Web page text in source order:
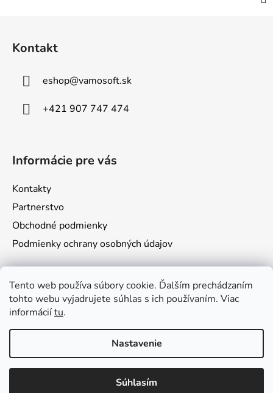
Tento web používa súbory cookie. Ďalším prechádzaním
tohto webu vyjadrujete súhlas s ich používaním. Viac
informáciítu.
Nastavenie
Súhlasím
Kontakt
eshop@vamosoft.sk
+421 907 747 474
Informácie pre vás
Kontakty
Partnerstvo
Obchodné podmienky
Podmienky ochrany osobných údajov
Prijímame online platby
Vytvoril Shoptet
VámoSoft s.r.o.